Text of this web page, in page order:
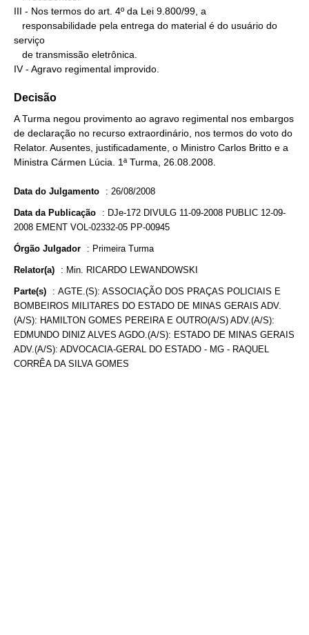
III - Nos termos do art. 4º da Lei 9.800/99, a
serviço
IV - Agravo regimental improvido.
Decisão
A Turma negou provimento ao agravo regimental nos embargos
de declaração no recurso extraordinário, nos termos do voto do
Relator. Ausentes, justificadamente, o Ministro Carlos Britto e a
Ministra Cármen Lúcia. 1ª Turma, 26.08.2008.
Data do Julgamento : 26/08/2008
Data da Publicação : DJe-172 DIVULG 11-09-2008 PUBLIC 12-09-
2008 EMENT VOL-02332-05 PP-00945
Órgão Julgador : Primeira Turma
Relator(a) : Min. RICARDO LEWANDOWSKI
Parte(s) : AGTE.(S): ASSOCIAÇÃO DOS PRAÇAS POLICIAIS E
BOMBEIROS MILITARES DO ESTADO DE MINAS GERAIS ADV.
(A/S): HAMILTON GOMES PEREIRA E OUTRO(A/S) ADV.(A/S):
EDMUNDO DINIZ ALVES AGDO.(A/S): ESTADO DE MINAS GERAIS
ADV.(A/S): ADVOCACIA-GERAL DO ESTADO - MG - RAQUEL
CORRÊA DA SILVA GOMES